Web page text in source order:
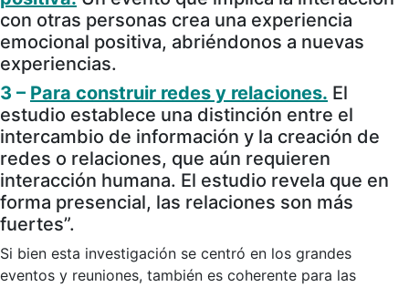
con otras personas crea una experiencia
emocional positiva, abriéndonos a nuevas
experiencias.
3 – Para construir redes y relaciones. El
estudio establece una distinción entre el
intercambio de información y la creación de
redes o relaciones, que aún requieren
interacción humana. El estudio revela que en
forma presencial, las relaciones son más
fuertes”.
Si bien esta investigación se centró en los grandes
eventos y reuniones, también es coherente para las